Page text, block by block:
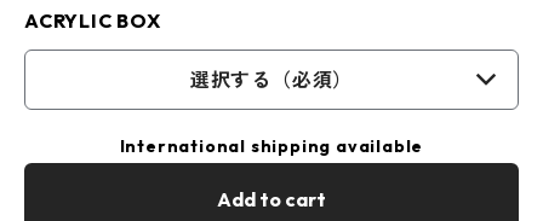
ACRYLIC BOX
選択する（必須）
International shipping available
Add to cart